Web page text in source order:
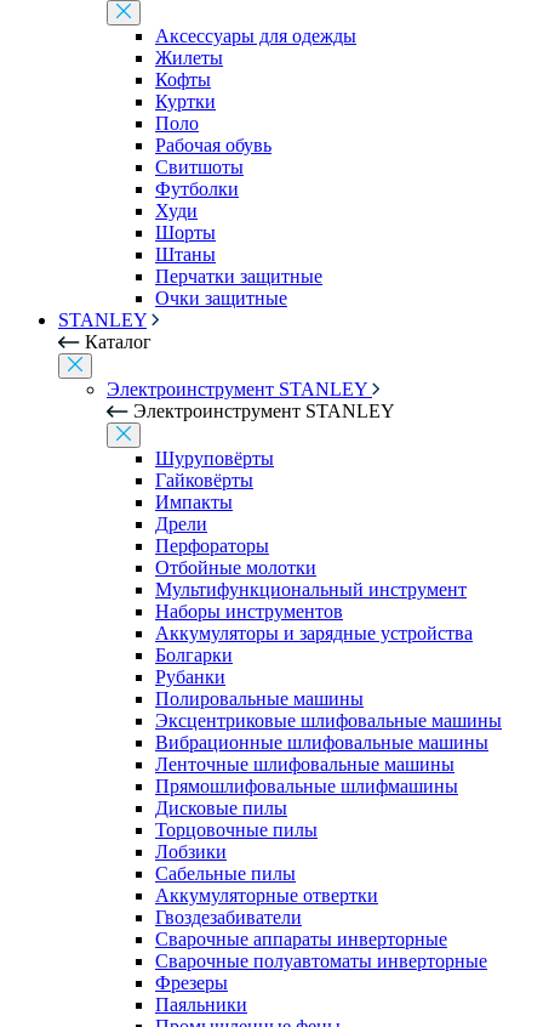
Аксессуары для одежды
Жилеты
Кофты
Куртки
Поло
Рабочая обувь
Свитшоты
Футболки
Худи
Шорты
Штаны
Перчатки защитные
Очки защитные
STANLEY
Каталог
Электроинструмент STANLEY
Электроинструмент STANLEY
Шуруповёрты
Гайковёрты
Импакты
Дрели
Перфораторы
Отбойные молотки
Мультифункциональный инструмент
Наборы инструментов
Аккумуляторы и зарядные устройства
Болгарки
Рубанки
Полировальные машины
Эксцентриковые шлифовальные машины
Вибрационные шлифовальные машины
Ленточные шлифовальные машины
Прямошлифовальные шлифмашины
Дисковые пилы
Торцовочные пилы
Лобзики
Сабельные пилы
Аккумуляторные отвертки
Гвоздезабиватели
Сварочные аппараты инверторные
Сварочные полуавтоматы инверторные
Фрезеры
Паяльники